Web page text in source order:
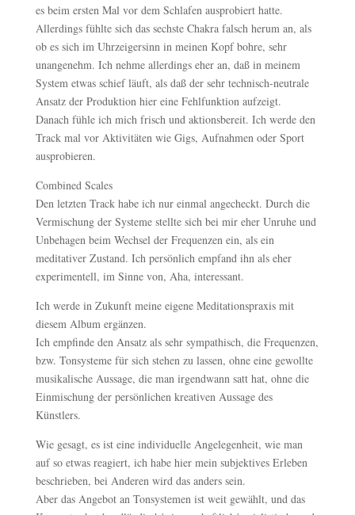
es beim ersten Mal vor dem Schlafen ausprobiert hatte.
Allerdings fühlte sich das sechste Chakra falsch herum an, als
ob es sich im Uhrzeigersinn in meinen Kopf bohre, sehr
unangenehm. Ich nehme allerdings eher an, daß in meinem
System etwas schief läuft, als daß der sehr technisch-neutrale
Ansatz der Produktion hier eine Fehlfunktion aufzeigt.
Danach fühle ich mich frisch und aktionsbereit. Ich werde den
Track mal vor Aktivitäten wie Gigs, Aufnahmen oder Sport
ausprobieren.
Combined Scales
Den letzten Track habe ich nur einmal angecheckt. Durch die
Vermischung der Systeme stellte sich bei mir eher Unruhe und
Unbehagen beim Wechsel der Frequenzen ein, als ein
meditativer Zustand. Ich persönlich empfand ihn als eher
experimentell, im Sinne von, Aha, interessant.
Ich werde in Zukunft meine eigene Meditationspraxis mit
diesem Album ergänzen.
Ich empfinde den Ansatz als sehr sympathisch, die Frequenzen,
bzw. Tonsysteme für sich stehen zu lassen, ohne eine gewollte
musikalische Aussage, die man irgendwann satt hat, ohne die
Einmischung der persönlichen kreativen Aussage des
Künstlers.
Wie gesagt, es ist eine individuelle Angelegenheit, wie man
auf so etwas reagiert, ich habe hier mein subjektives Erleben
beschrieben, bei Anderen wird das anders sein.
Aber das Angebot an Tonsystemen ist weit gewählt, und das